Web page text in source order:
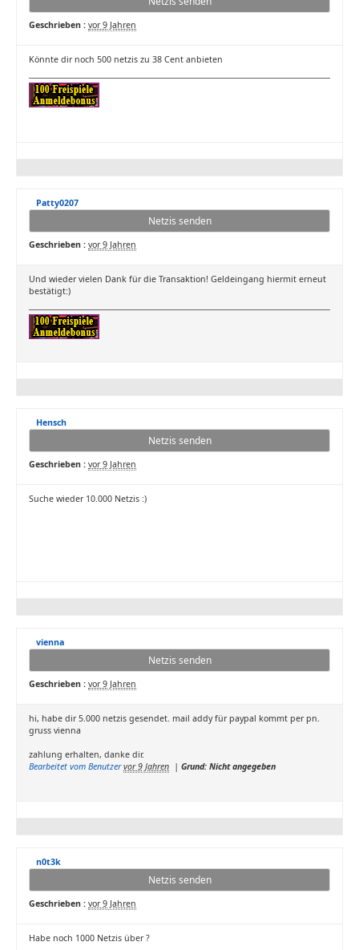
Geschrieben : vor 9 Jahren
Könnte dir noch 500 netzis zu 38 Cent anbieten
Patty0207
Netzis senden
Geschrieben : vor 9 Jahren
Und wieder vielen Dank für die Transaktion! Geldeingang hiermit erneut
bestätigt:)
Hensch
Netzis senden
Geschrieben : vor 9 Jahren
Suche wieder 10.000 Netzis :)
vienna
Netzis senden
Geschrieben : vor 9 Jahren
hi, habe dir 5.000 netzis gesendet. mail addy für paypal kommt per pn.
gruss vienna
zahlung erhalten, danke dir.
Bearbeitet vom Benutzer vor 9 Jahren | Grund: Nicht angegeben
n0t3k
Netzis senden
Geschrieben : vor 9 Jahren
Habe noch 1000 Netzis über ?